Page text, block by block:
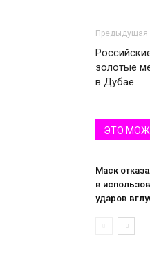
Предыдущая
золотые
в Дубае
ЭТО
Маск
в
ударов